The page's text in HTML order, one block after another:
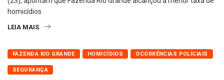
homicídios
LEIA MAIS
FAZENDA RIO GRANDE HOMICÍDIOS OCORRÊNCIAS POLICIAIS
SEGURANÇA